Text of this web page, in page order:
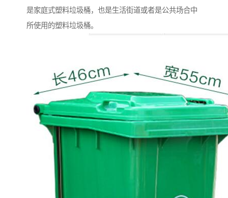
是家庭式塑料垃圾桶，也是生活街道或者是公共场合中
所使用的塑料垃圾桶。